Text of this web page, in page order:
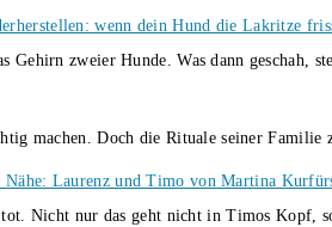
wenn dein Hund die Lakritze
Gehirn zweier Hunde. Was dann
machen. Doch die Rituale seiner
Nähe: Laurenz und Timo von Martina
Nicht nur das geht nicht in Timos Kopf,